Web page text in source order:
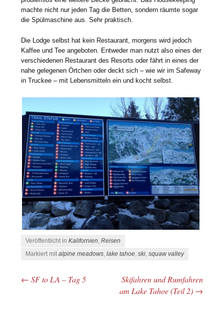
machte nicht nur jeden Tag die Betten, sondern räumte sogar
die Spülmaschine aus. Sehr praktisch.
Die Lodge selbst hat kein Restaurant, morgens wird jedoch
Kaffee und Tee angeboten. Entweder man nutzt also eines der
verschiedenen Restaurant des Resorts oder fährt in eines der
nahe gelegenen Örtchen oder deckt sich – wie wir im Safeway
in Truckee – mit Lebensmitteln ein und kocht selbst.
Veröffentlicht inKalifornien ,Reisen
Markiert mitalpine meadows ,lake tahoe ,ski ,squaw valley
Beitrags-Navigation
← SF to LA – Tag 5
Skifahren und Rumfahren
am Lake Tahoe (Teil 2) →